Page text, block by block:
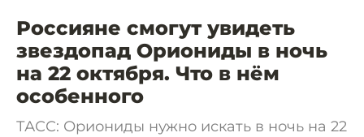
Россияне смогут увидеть
звездопад Ориониды в ночь
на 22 октября. Что в нём
особенного
ТАСС: Ориониды нужно искать в ночь на 22